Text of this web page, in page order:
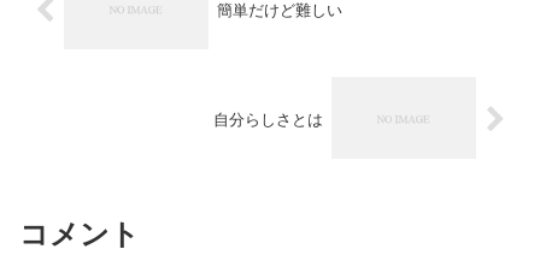
簡単だけど難しい
自分らしさとは
コメント